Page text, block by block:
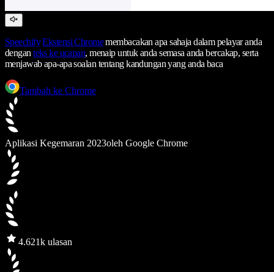
Speechify Ekstensi Chromemembacakan apa sahaja dalam pelayar anda
denganteks ke ucapan, menaip untuk anda semasa anda bercakap, serta
menjawab apa-apa soalan tentang kandungan yang anda baca
Tambah ke Chrome
Aplikasi Kegemaran 2023oleh Google Chrome
4.621k ulasan